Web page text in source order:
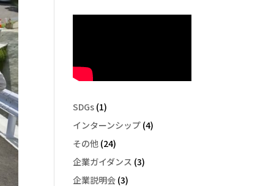
SDGs (1)
インターンシップ (4)
その他 (24)
企業ガイダンス (3)
企業説明会 (3)